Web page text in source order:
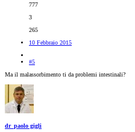
777
3
265
10 Febbraio 2015
#5
Ma il malassorbimento ti da problemi intestinali?
dr_paolo gigli